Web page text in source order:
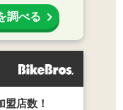
調べる
盟店数！